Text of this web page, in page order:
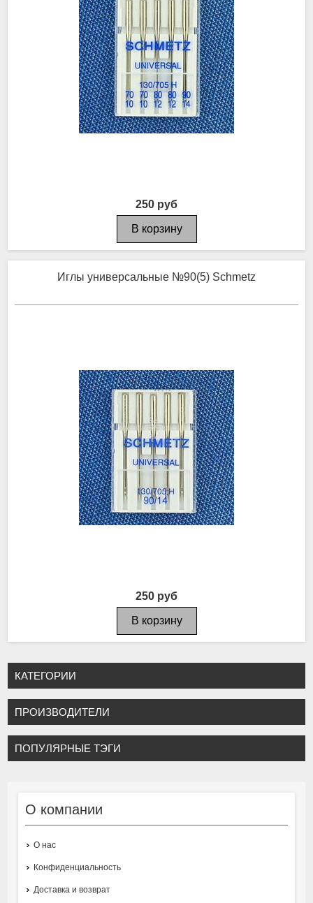
250 руб
Иглы универсальные №90(5) Schmetz
250 руб
КАТЕГОРИИ
ПРОИЗВОДИТЕЛИ
ПОПУЛЯРНЫЕ ТЭГИ
О компании
О нас
Конфиденциальность
Доставка и возврат